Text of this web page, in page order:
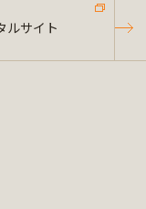
ルサイト